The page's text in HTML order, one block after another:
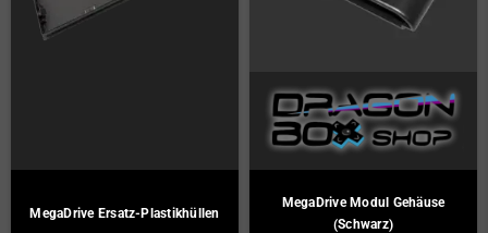
MegaDrive Ersatz-Plastikhüllen
MegaDrive Modul Gehäuse
(Schwarz)